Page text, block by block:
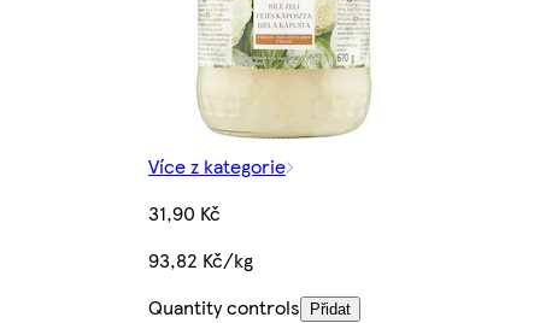
Více z kategorie
31,90 Kč
93,82 Kč/kg
Quantity controls
Přidat